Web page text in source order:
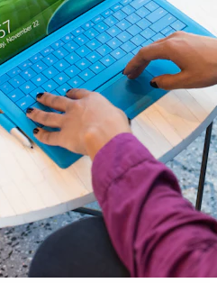
di lavoro oggi
dove cresce la domanda e quali